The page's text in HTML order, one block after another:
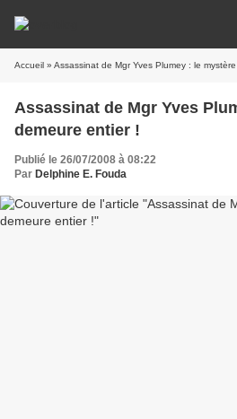
Accueil » Assassinat de Mgr Yves Plumey : le
Assassinat de Mgr Yves
demeure entier !
Publié le 26/07/2008 à 08:22
Par Delphine E. Fouda